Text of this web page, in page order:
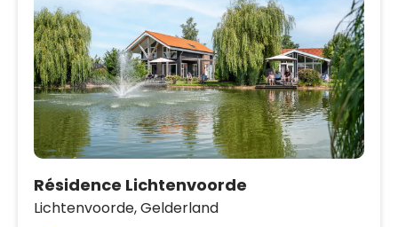
Résidence Lichtenvoorde
Lichtenvoorde,Gelderland